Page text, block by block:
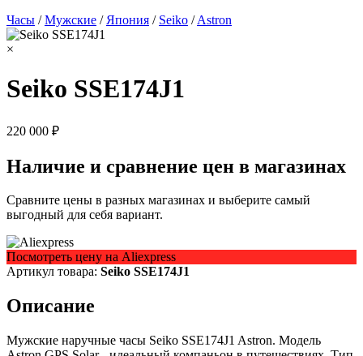
Часы /Мужские / Япония / Seiko /Astron
×
Seiko SSE174J1
220 000 ₽
Наличие и сравнение цен в магазинах
Сравните цены в разных магазинах и выберите самый
выгодный для себя вариант.
Посмотреть цену на Aliexpress
Артикул товара: Seiko SSE174J1
Описание
Мужские наручные часы Seiko SSE174J1 Astron. Модель